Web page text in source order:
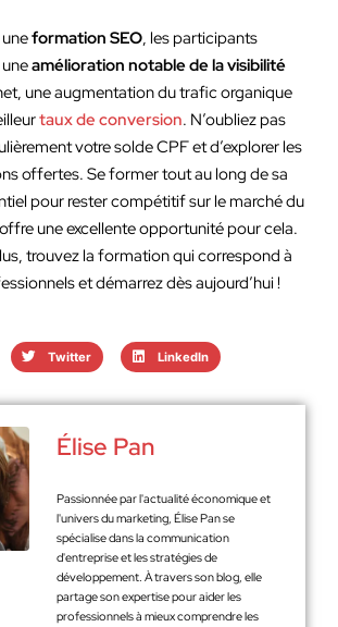
formation SEO, les participants
amélioration notable de la visibilité
une augmentation du trafic organique
taux de conversion. N’oubliez pas
votre solde CPF et d’explorer les
offertes. Se former tout au long de sa
pour rester compétitif sur le marché du
une excellente opportunité pour cela.
trouvez la formation qui correspond à
et démarrez dès aujourd’hui !
Twitter LinkedIn
Élise Pan
Passionnée par l'actualité économique et
l'univers du marketing, Élise Pan se
spécialise dans la communication
d'entreprise et les stratégies de
développement. À travers son blog, elle
partage son expertise pour aider les
professionnels à mieux comprendre les